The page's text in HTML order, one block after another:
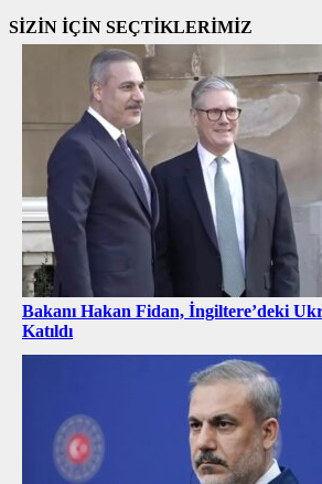
SİZİN İÇİN SEÇTİKLERİMİZ
Bakanı Hakan Fidan, İngiltere’deki
Katıldı